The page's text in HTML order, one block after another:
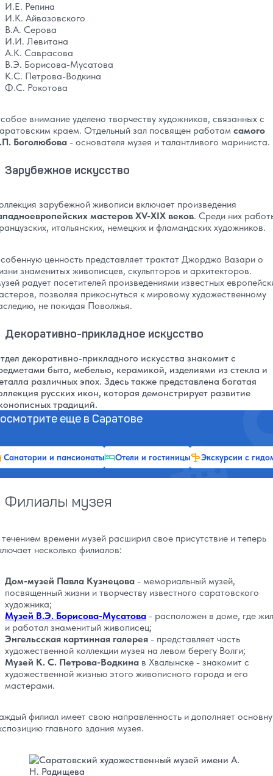
И.Е. Репина
И.К. Айвазовского
В.А. Серова
И.И. Левитана
А.К. Саврасова
В.Э. Борисова-Мусатова
К.С. Петрова-Водкина
Ф.С. Рокотова
внимание уделено творчеству художников, связанных с
краем. Отдельный зал посвящен работам самого
Боголюбова - основателя музея и талантливого мариниста.
Зарубежное искусство
зарубежной живописи включает произведения
мастеров XV-XIX веков. Среди них
итальянских, немецких и фламандских художников.
ценность представляет трактат Джорджо Вазари о
знаменитых живописцев, скульпторов и архитекторов.
радует посетителей произведениями известных
позволяя прикоснуться к мировому художественному
не покидая Поволжья.
Декоративно-прикладное искусство
декоративно-прикладного искусства знакомит с
быта, мебелью, керамикой, изделиями из стекла и
различных эпох. Здесь также представлена богатая
русских икон, которая демонстрирует развитие
традиций.
еще в Саратове
Санатории и пансионаты Отели и гостиницы Экскурсии с
Филиалы музея
времени музей расширил свое присутствие и теперь
несколько филиалов:
Дом-музей Павла Кузнецова - мемориальный музей,
посвященный жизни и творчеству известного саратовского
художника;
Музей В.Э. Борисова-Мусатова - расположен в доме, где жил
и работал знаменитый живописец;
Энгельсская картинная галерея - представляет часть
художественной коллекции музея на левом берегу Волги;
Музей К. С. Петрова-Водкина в Хвалынске - знакомит с
художественной жизнью этого живописного города и его
мастерами.
филиал имеет свою направленность и дополняет
главного здания музея.